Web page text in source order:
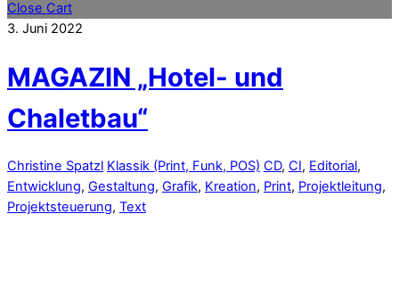
Close Cart
3. Juni 2022
MAGAZIN „Hotel- und
Chaletbau“
Christine Spatzl Klassik (Print, Funk, POS) CD, CI, Editorial,
Entwicklung, Gestaltung, Grafik, Kreation, Print, Projektleitung,
Projektsteuerung, Text